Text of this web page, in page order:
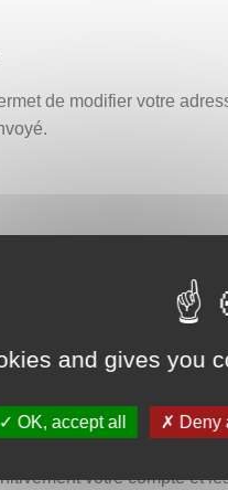
and gives you
OK, accept all Deny
de modifier votre
bloque
ou demander la
exemple, afin de vous
de modifier toutes
votre compte et